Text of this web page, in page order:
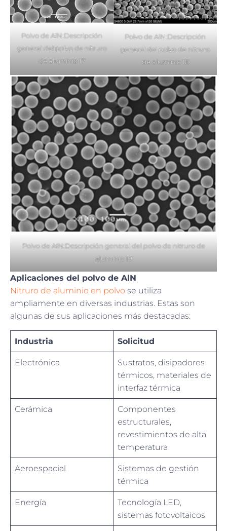
Polvo de AlN:Descripción
general del polvo de nitruro
de aluminio 17
Polvo de AlN:Descripción
general del polvo de nitruro
de aluminio 18
Polvo de AlN:Descripción general del polvo de nitruro de
aluminio 19
Aplicaciones del polvo de AlN
Nitruro de aluminio en polvo se utiliza
ampliamente en diversas industrias. Estas son
algunas de sus aplicaciones más destacadas:
Industria Solicitud
Electrónica
Sustratos, disipadores
térmicos, materiales de
interfaz térmica
Cerámica
Componentes
estructurales,
revestimientos de alta
temperatura
Aeroespacial
Sistemas de gestión
térmica
Energía
Tecnología LED,
sistemas fotovoltaicos